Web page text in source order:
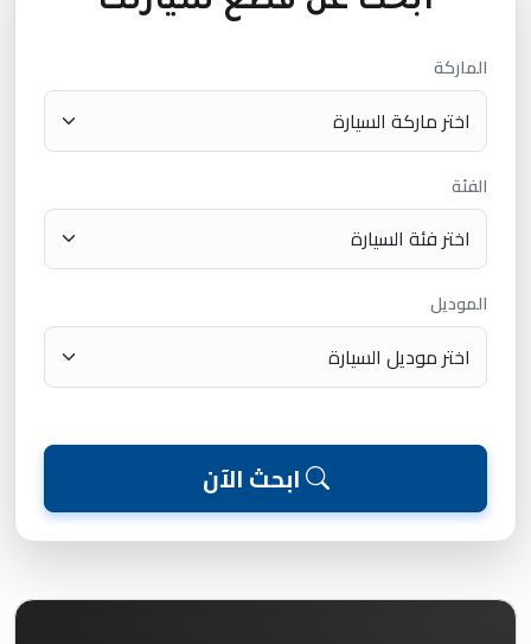
الماركة
الفئة
الموديل
ابحث الآن